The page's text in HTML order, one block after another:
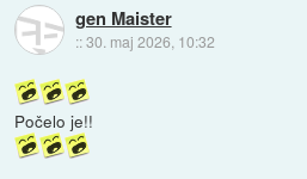
gen Maister
::30. maj 2026, 10:32
Počelo je!!